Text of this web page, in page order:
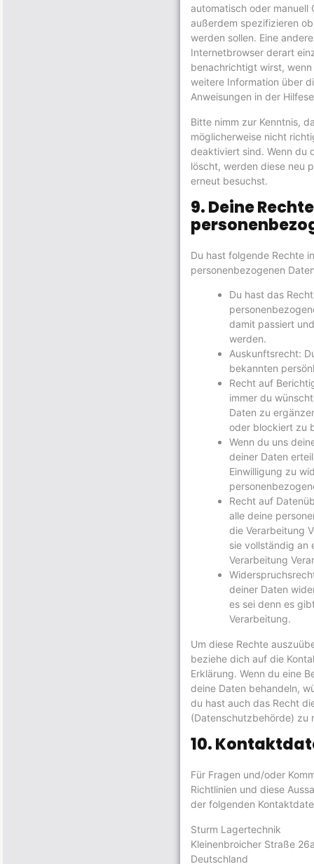
automatisch oder manuell
außerdem spezifizieren
werden sollen. Eine
Internetbrowser derart
benachrichtigt wirst,
weitere Information über
Anweisungen in der
Bitte nimm zur Kenntnis,
möglicherweise nicht
deaktiviert sind. Wenn du
löscht, werden diese neu
erneut besuchst.
9. Deine
Du hast folgende Rechte
personenbezogenen
Du hast das
damit passiert
werden.
Auskunftsrecht:
bekannten
Recht auf
immer du
Daten zu
oder blockiert zu
Wenn du uns
deiner Daten
Einwilligung zu
Recht auf
alle deine
die Verarbeitung
sie vollständig an
Verarbeitung
deiner Daten
es sei denn es
Verarbeitung.
Um diese Rechte
beziehe dich auf die
Erklärung. Wenn du eine
deine Daten behandeln,
du hast auch das Recht
(Datenschutzbehörde) zu
10.
Für Fragen und/oder
Richtlinien und diese
der folgenden
Sturm Lagertechnik
Kleinenbroicher Straße
Deutschland